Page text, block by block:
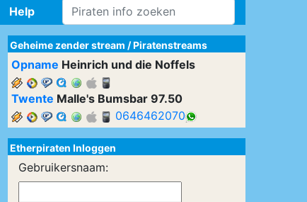
Help
Geheime zender stream /Piratenstreams
Opname Heinrich und die Noffels
Twente Malle's Bumsbar 97.50
0646462070
Etherpiraten Inloggen
Gebruikersnaam: